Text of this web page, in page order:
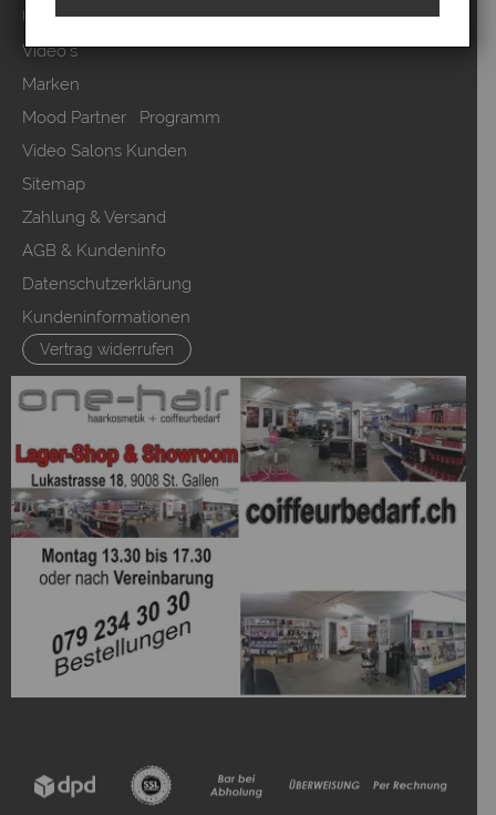
Über uns
Video`s
Marken
Mood Partner Programm
Video Salons Kunden
Sitemap
Zahlung & Versand
AGB & Kundeninfo
Datenschutzerklärung
Kundeninformationen
Vertrag widerrufen